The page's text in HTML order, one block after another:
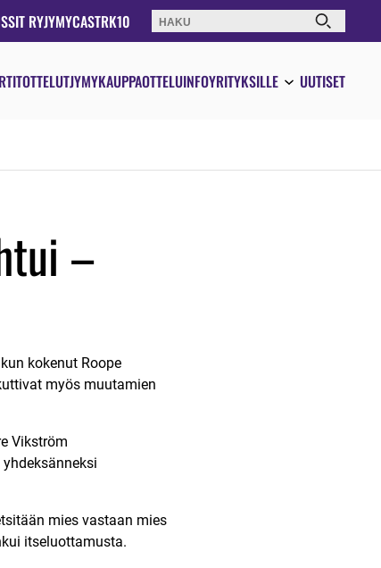
RYJYMYCASTRK10 Haku:
OTTELUTJYMYKAUPPAOTTELUINFOYRITYKSILLE UUTISET
–
kokenut Roope
myös muutamien
Vikström
mies vastaan mies
itseluottamusta.